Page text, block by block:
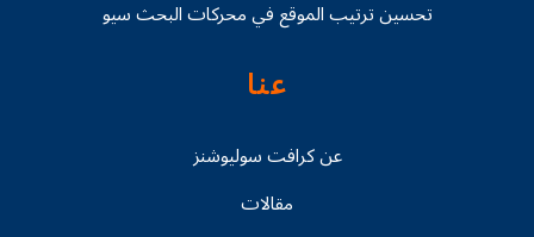
تحسين ترتيب الموقع في محركات البحث سيو
عنا
عن كرافت سوليوشنز
مقالات